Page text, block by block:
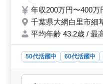
戦力にな
募お待ち
年収200万円〜400
千葉県大網白里市細
平均年齢 43.2歳 / 最
50代活躍中 60代活躍中
介護